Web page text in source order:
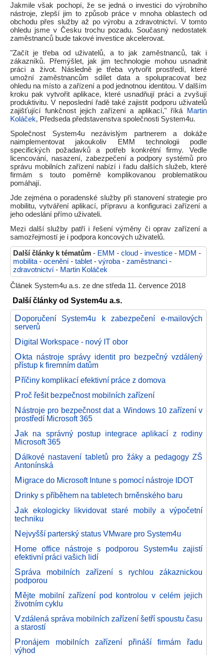
Jakmile však pochopí, že se jedná o investici do výrobního
nástroje, zlepší jim to způsob práce v mnoha oblastech od
obchodu přes služby až po výrobu a zdravotnictví. V tomto
ohledu jsme v Česku trochu pozadu. Současný nedostatek
zaměstnanců bude takové investice akcelerovat.
"Začít je třeba od uživatelů, a to jak zaměstnanců, tak i
zákazníků. Přemýšlet, jak jim technologie mohou usnadnit
práci a život. Následně je třeba vytvořit prostředí, které
umožní zaměstnancům sdílet data a spolupracovat bez
ohledu na místo a zařízení a pod jednotnou identitou. V dalším
kroku pak vytvořit aplikace, které usnadňují práci a zvyšují
produktivitu. V neposlední řadě také zajistit podporu uživatelů
zajišťující funkčnost jejich zařízení a aplikací," říká
Martin
Koláček, Předseda představenstva společnosti System4u.
Společnost System4u nezávislým partnerem a dokáže
naimplementovat jakoukoliv EMM technologii podle
specifických požadavků a potřeb konkrétní firmy. Vedle
licencování, nasazení, zabezpečení a podpory systémů pro
správu mobilních zařízení nabízí i řadu dalších služeb, které
firmám s touto poměrně komplikovanou problematikou
pomáhají.
Jde zejména o poradenské služby při stanovení strategie pro
mobilitu, vytváření aplikací, přípravu a konfiguraci zařízení a
jeho odeslání přímo uživateli.
Mezi další služby patří i řešení výměny či oprav zařízení a
samozřejmostí je i podpora koncových uživatelů.
Další články k tématům - EMM - cloud - investice - MDM -
mobilita - ocenění - tablet - výroba - zaměstnanci -
zdravotnictví - Martin Koláček
Článek System4u a.s. ze dne středa 11. července 2018
Další články od System4u a.s.
Doporučení System4u k zabezpečení e-mailových
serverů
Digital Workspace - nový IT obor
Okta nástroje správy identit pro bezpečný vzdálený
přístup k firemním datům
Příčiny komplikací efektivní práce z domova
Proč řešit bezpečnost mobilních zařízení
Nástroje pro bezpečnost dat a Windows 10 zařízení v
prostředí Microsoft 365
Jak na správný postup integrace aplikací z rodiny
Microsoft 365
Dálkové nastavení tabletů pro žáky a pedagogy ZŠ
Antonínská
Migrace do Microsoft Intune s pomocí nástroje IDOT
Drinky s příběhem na tabletech brněnského baru
Jak ekologicky likvidovat staré mobily a výpočetní
techniku
Nejvyšší parterský status VMware pro System4u
Home office nástroje s podporou System4u zajistí
efektivní práci vašich lidí
Správa mobilních zařízení s rychlou zákaznickou
podporou
Mějte mobilní zařízení pod kontrolou v celém jejich
životním cyklu
Vzdálená správa mobilních zařízení šetří spoustu času
a starostí
Pronájem mobilních zařízení přináší firmám řadu
výhod